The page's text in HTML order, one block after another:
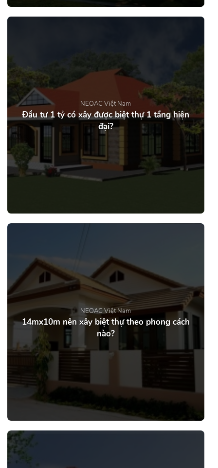
NEOAC Việt Nam
Đầu tư 1 tỷ có xây được biệt thự 1 tầng hiện
đại?
NEOAC Việt Nam
14mx10m nên xây biệt thự theo phong cách
nào?